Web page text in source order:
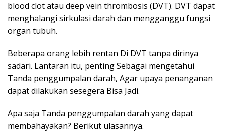
blood clot atau deep vein thrombosis (DVT). DVT dapat
menghalangi sirkulasi darah dan mengganggu fungsi
organ tubuh.
Beberapa orang lebih rentan Di DVT tanpa dirinya
sadari. Lantaran itu, penting Sebagai mengetahui
Tanda penggumpalan darah, Agar upaya penanganan
dapat dilakukan sesegera Bisa Jadi.
Apa saja Tanda penggumpalan darah yang dapat
membahayakan? Berikut ulasannya.